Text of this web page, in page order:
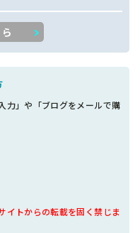
力」や「ブログをメールで購
イトからの転載を固く禁じま